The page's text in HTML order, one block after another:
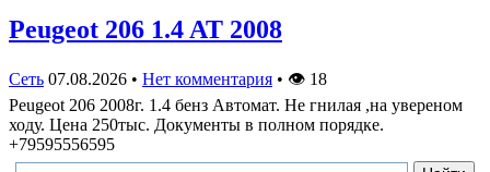
Peugeot 206 1.4 AT 2008
Сеть 07.08.2026 • Нет комментария • 👁 18
Peugeot 206 2008г. 1.4 бенз Автомат. Не гнилая ,на увереном
ходу. Цена 250тыс. Документы в полном порядке.
+79595556595